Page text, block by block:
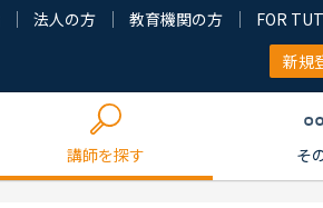
法人の方 教育機関の方 FOR
新規
講師を探す そ